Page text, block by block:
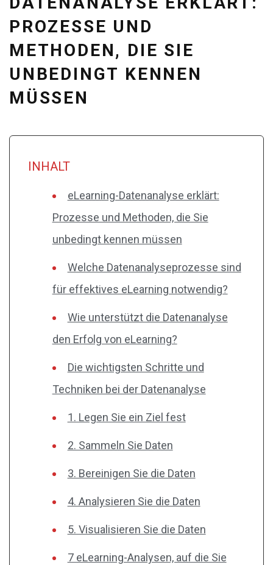
PROZESSE UND
METHODEN, DIE SIE
UNBEDINGT KENNEN
MÜSSEN
INHALT
eLearning-Datenanalyse erklärt:
Prozesse und Methoden, die Sie
unbedingt kennen müssen
Welche Datenanalyseprozesse sind
für effektives eLearning notwendig?
Wie unterstützt die Datenanalyse
den Erfolg von eLearning?
Die wichtigsten Schritte und
Techniken bei der Datenanalyse
1. Legen Sie ein Ziel fest
2. Sammeln Sie Daten
3. Bereinigen Sie die Daten
4. Analysieren Sie die Daten
5. Visualisieren Sie die Daten
7 eLearning-Analysen, auf die Sie